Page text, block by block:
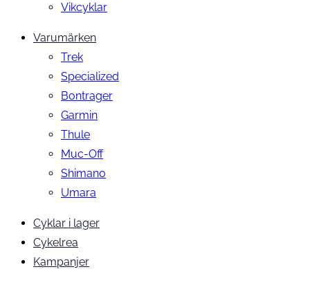
Vikcyklar
Varumärken
Trek
Specialized
Bontrager
Garmin
Thule
Muc-Off
Shimano
Umara
Cyklar i lager
Cykelrea
Kampanjer